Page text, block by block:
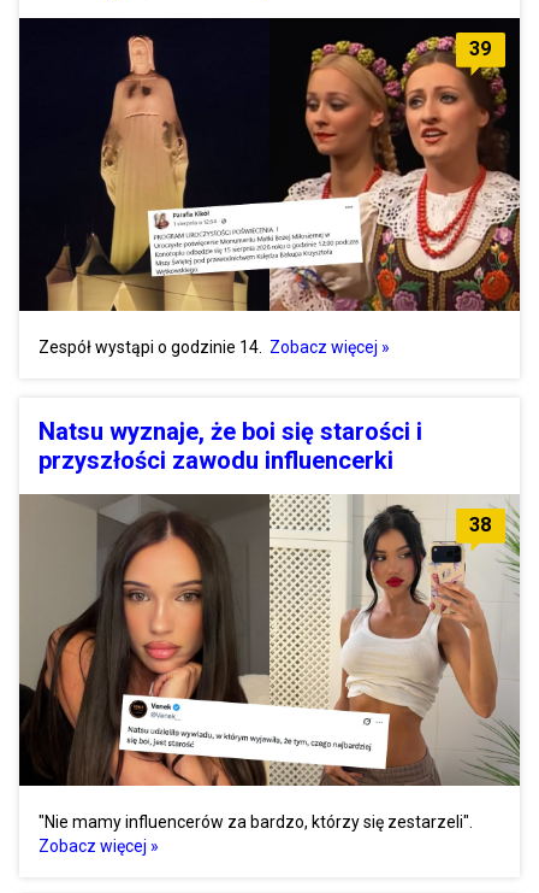
39
Zespół wystąpi o godzinie 14. Zobacz więcej »
Natsu wyznaje, że boi się starości i
przyszłości zawodu influencerki
38
"Nie mamy influencerów za bardzo, którzy się zestarzeli".
Zobacz więcej »